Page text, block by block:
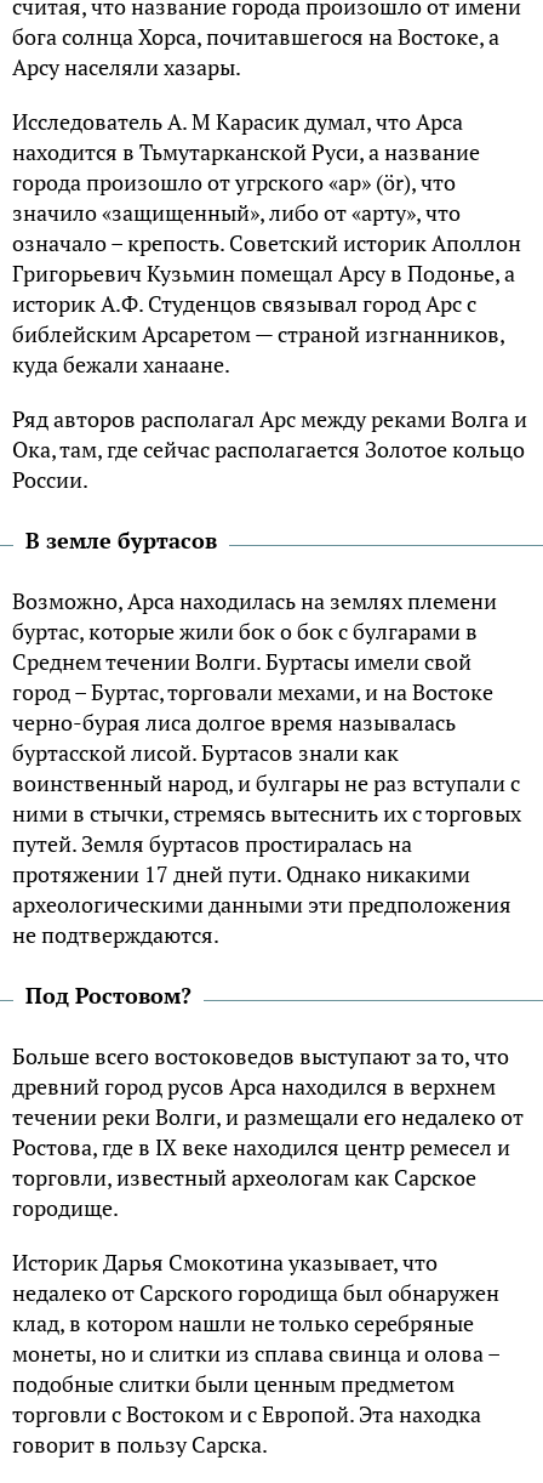
считая, что название города произошло от имени
бога солнца Хорса, почитавшегося на Востоке, а
Арсу населяли хазары.
Исследователь А. М Карасик думал, что Арса
находится в Тьмутарканской Руси, а название
города произошло от угрского «ар» (ör), что
значило «защищенный», либо от «арту», что
означало – крепость. Советский историк Аполлон
Григорьевич Кузьмин помещал Арсу в Подонье, а
историк А.Ф. Студенцов связывал город Арс с
библейским Арсаретом — страной изгнанников,
куда бежали ханаане.
Ряд авторов располагал Арс между реками Волга и
Ока, там, где сейчас располагается Золотое кольцо
России.
В земле буртасов
Возможно, Арса находилась на землях племени
буртас, которые жили бок о бок с булгарами в
Среднем течении Волги. Буртасы имели свой
город – Буртас, торговали мехами, и на Востоке
черно-бурая лиса долгое время называлась
буртасской лисой. Буртасов знали как
воинственный народ, и булгары не раз вступали с
ними в стычки, стремясь вытеснить их с торговых
путей. Земля буртасов простиралась на
протяжении 17 дней пути. Однако никакими
археологическими данными эти предположения
не подтверждаются.
Под Ростовом?
Больше всего востоковедов выступают за то, что
древний город русов Арса находился в верхнем
течении реки Волги, и размещали его недалеко от
Ростова, где в IX веке находился центр ремесел и
торговли, известный археологам как Сарское
городище.
Историк Дарья Смокотина указывает, что
недалеко от Сарского городища был обнаружен
клад, в котором нашли не только серебряные
монеты, но и слитки из сплава свинца и олова –
подобные слитки были ценным предметом
торговли с Востоком и с Европой. Эта находка
говорит в пользу Сарска.